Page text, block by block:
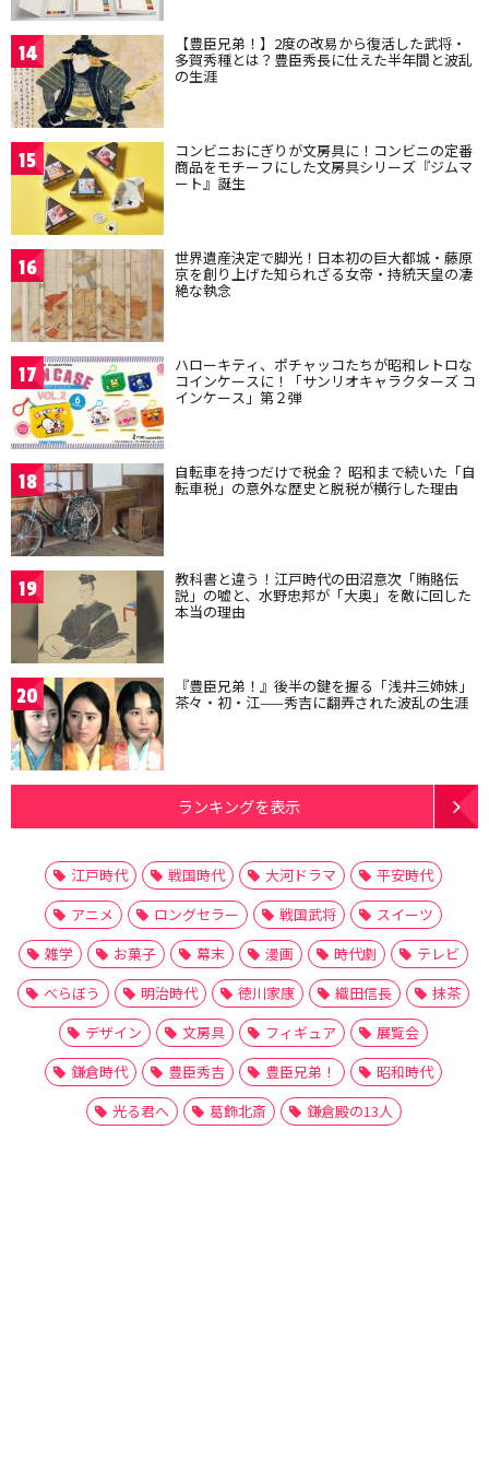
14 【豊臣兄弟！】2度の改易から復活した武将・
多賀秀種とは？豊臣秀長に仕えた半年間と波乱
の生涯
15 コンビニおにぎりが文房具に！コンビニの定番
商品をモチーフにした文房具シリーズ『ジムマ
ート』誕生
16 世界遺産決定で脚光！日本初の巨大都城・藤原
京を創り上げた知られざる女帝・持統天皇の凄
絶な執念
17 ハローキティ、ポチャッコたちが昭和レトロな
コインケースに！「サンリオキャラクターズ コ
インケース」第２弾
18 自転車を持つだけで税金？ 昭和まで続いた「自
転車税」の意外な歴史と脱税が横行した理由
19 教科書と違う！江戸時代の田沼意次「賄賂伝
説」の嘘と、水野忠邦が「大奥」を敵に回した
本当の理由
20 『豊臣兄弟！』後半の鍵を握る「浅井三姉妹」
茶々・初・江——秀吉に翻弄された波乱の生涯
ランキングを表示
江戸時代 戦国時代 大河ドラマ
平安時代
アニメ
ロングセラー 戦国武将
スイーツ
雑学
お菓子 幕末 漫画 時代劇
テレビ
べらぼう
明治時代 徳川家康 織田信長
抹茶
デザイン
文房具 フィギュア
展覧会
鎌倉時代
豊臣秀吉 豊臣兄弟！
昭和時代
光る君へ
葛飾北斎 鎌倉殿の13人